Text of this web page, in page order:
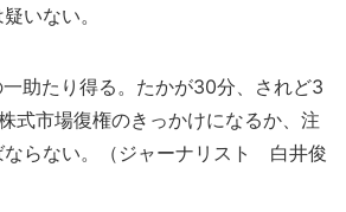
いない。
助たり得る。たかが30分、されど3
式市場復権のきっかけになるか、注
ならない。（ジャーナリスト 白井俊